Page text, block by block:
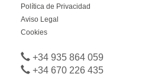
Política de Privacidad
Aviso Legal
Cookies
+34 935 864 059
+34 670 226 435